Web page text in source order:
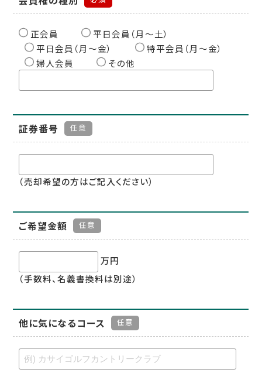
正会員
平日会員（月〜土）
平日会員（月〜金）
特平会員（月〜金）
婦人会員
その他
証券番号 任意
（売却希望の方はご記入ください）
ご希望金額 任意
万円
（手数料、名義書換料は別途）
他に気になるコース 任意